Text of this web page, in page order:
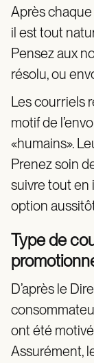
Après
il est tout
Pensez aux
résolu, ou
Les courriels
motif de
«humains».
Prenez soin
suivre tout en
option
Type de
D’après le
ont été
Assurément,